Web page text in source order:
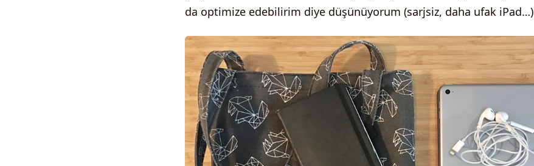
da optimize edebilirim diye düşünüyorum (sarjsiz, daha ufak iPad…)